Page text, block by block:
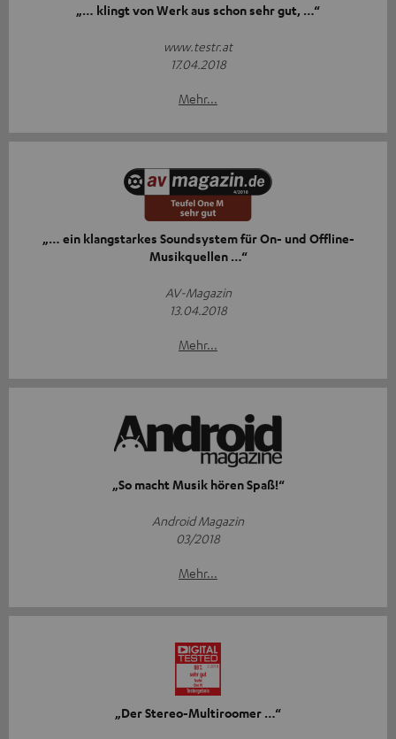
„… klingt von Werk aus schon sehr gut, …“
www.testr.at
17.04.2018
Mehr...
„… ein klangstarkes Soundsystem für On- und Offline-
Musikquellen …“
AV-Magazin
13.04.2018
Mehr...
„So macht Musik hören Spaß!“
Android Magazin
03/2018
Mehr...
„Der Stereo-Multiroomer …“